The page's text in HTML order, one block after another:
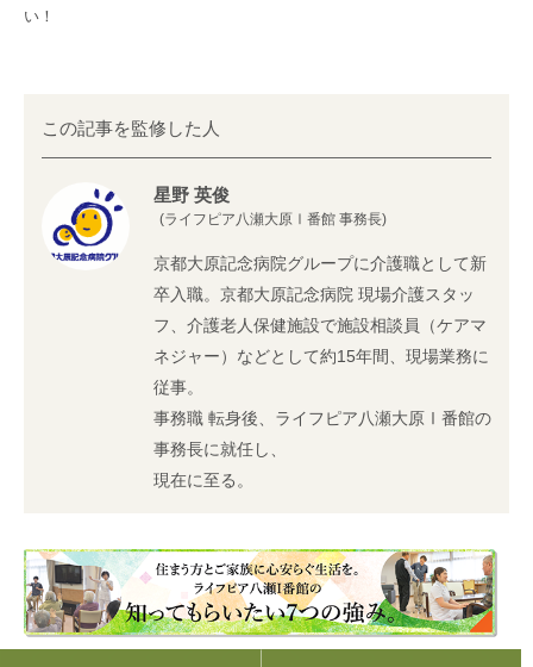
い！
この記事を監修した人
星野 英俊
(ライフピア八瀬大原Ⅰ番館 事務長)
京都大原記念病院グループに介護職として新
卒入職。京都大原記念病院 現場介護スタッ
フ、介護老人保健施設で施設相談員（ケアマ
ネジャー）などとして約15年間、現場業務に
従事。
事務職 転身後、ライフピア八瀬大原Ⅰ番館の
事務長に就任し、
現在に至る。